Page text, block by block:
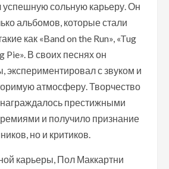
успешную сольную карьеру. Он
альбомов, которые стали
как «Band on the Run», «Tug
Pie». В своих песнях он
с звуком и
атмосферу. Творчество
престижными
и получило признание
но и критиков.
карьеры, Пол Маккартни